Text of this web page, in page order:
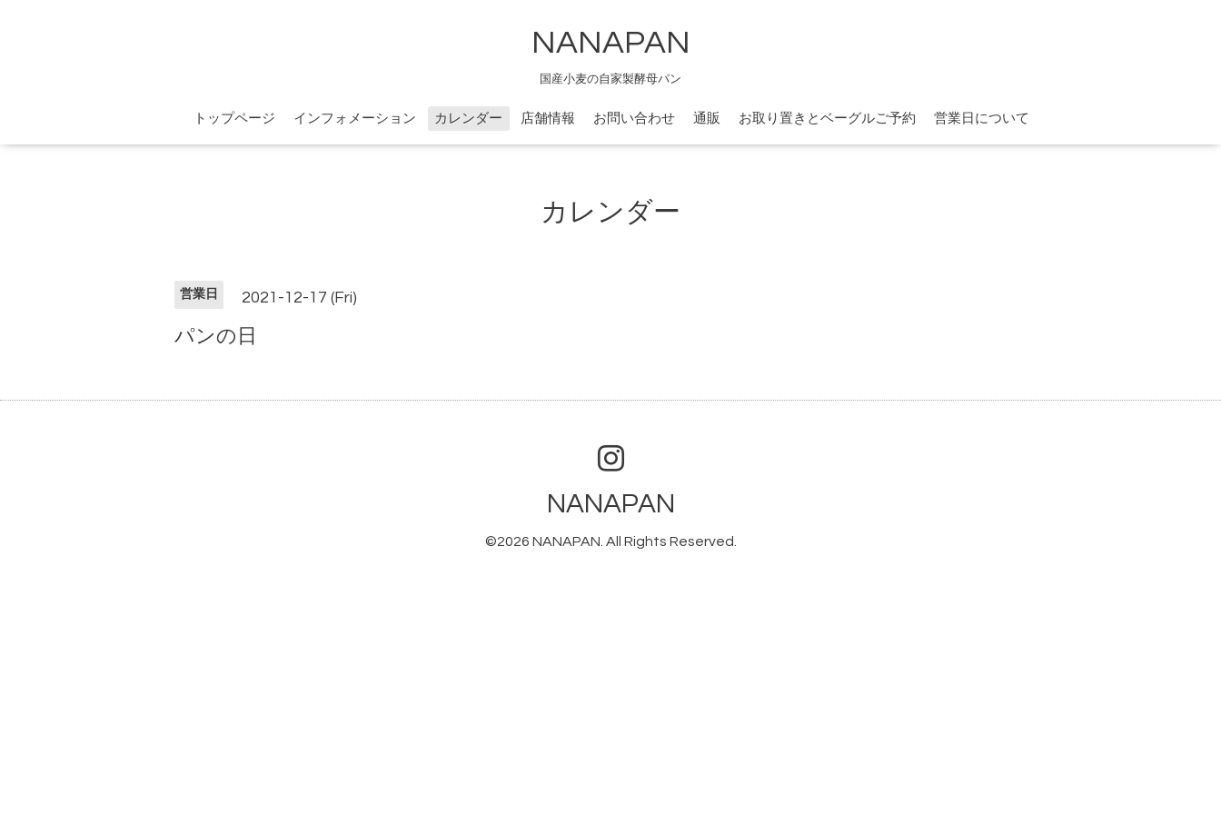
NANAPAN
国産小麦の自家製酵母パン
トップページ インフォメーション カレンダー 店舗情報 お問い合わせ 通販 お取り置きとベーグルご予約 営業日について
カレンダー
営業日 2021-12-17 (Fri)
パンの日
NANAPAN
©2026 NANAPAN . All Rights Reserved.